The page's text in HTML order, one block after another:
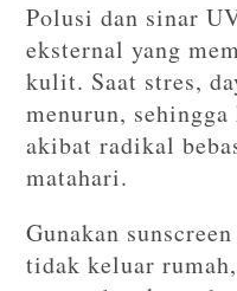
Polusi dan sinar
eksternal yang
kulit. Saat stres,
menurun,
akibat radikal
matahari.
Gunakan
tidak keluar